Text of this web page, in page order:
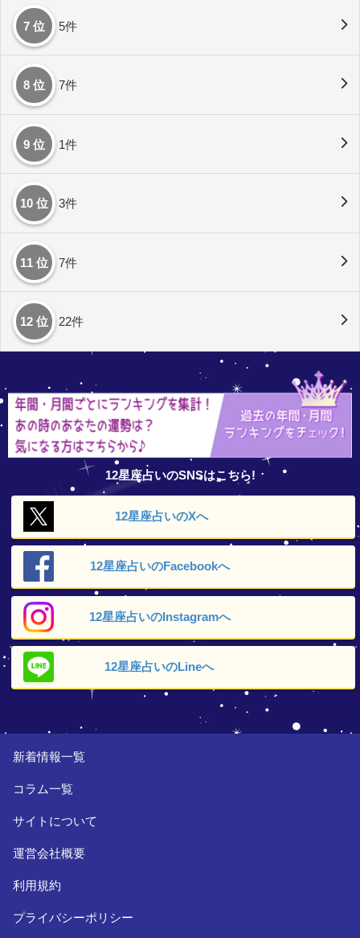
7 位 5件
8 位 7件
9 位 1件
10 位 3件
11 位 7件
12 位 22件
12星座占いのSNSはこちら!
12星座占いのXへ
12星座占いのFacebookへ
12星座占いのInstagramへ
12星座占いのLineへ
新着情報一覧
コラム一覧
サイトについて
運営会社概要
利用規約
プライバシーポリシー